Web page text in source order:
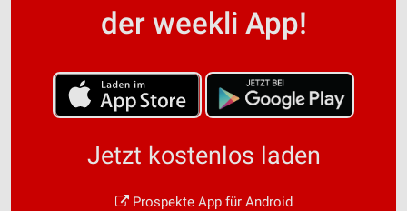
der weekli App!
Jetzt kostenlos laden
Prospekte App für Android